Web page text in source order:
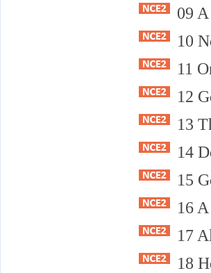
09
10
11
12
13
14
15
16
17
18